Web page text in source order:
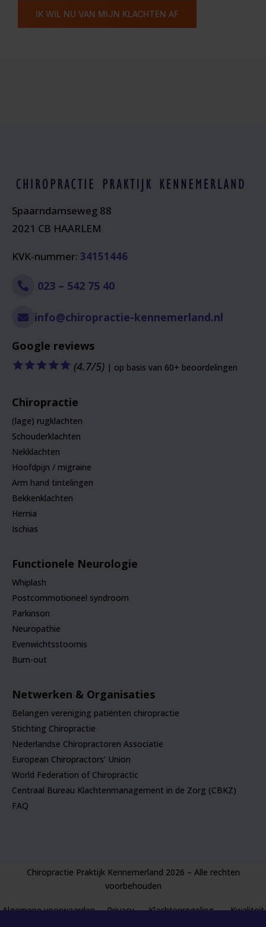
IK WIL NU VAN MIJN KLACHTEN AF
Spaarndamseweg 88
2021 CB HAARLEM
KVK-nummer: 34151446
023 – 542 75 40
info@chiropractie-kennemerland.nl
Google reviews
🟊🟊🟊🟊🟊 (4.7/5) | op basis van 60+ beoordelingen
Chiropractie
(lage) rugklachten
Schouderklachten
Nekklachten
Hoofdpijn / migraine
Arm hand tintelingen
Bekkenklachten
Hernia
Ischias
Functionele Neurologie
Whiplash
Postcommotioneel syndroom
Parkinson
Neuropathie
Evenwichtsstoornis
Burn-out
Netwerken & Organisaties
Belangen vereniging patiënten chiropractie
Stichting Chiropractie
Nederlandse Chiropractoren Associatie
European Chiropractors’ Union
World Federation of Chiropractic
Centraal Bureau Klachtenmanagement in de Zorg (CBKZ)
FAQ
Chiropractie Praktijk Kennemerland 2026 – Alle rechten
voorbehouden
Algemene voorwaardenPrivacy Klachtenregeling
Kwaliteit